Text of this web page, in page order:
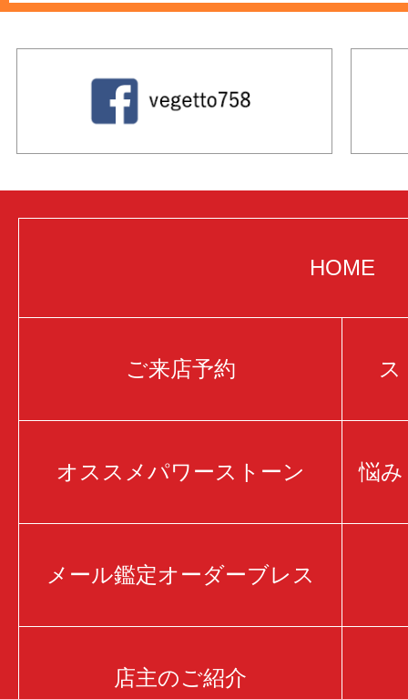
HOME
ご来店予約 ス
オススメパワーストーン 悩み
メール鑑定オーダーブレス
店主のご紹介